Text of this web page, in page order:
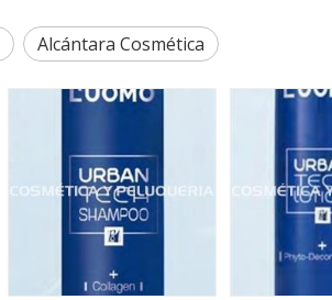
Alcántara Cosmética